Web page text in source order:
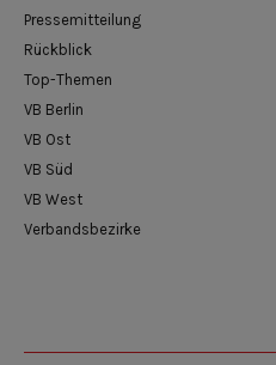
Pressemitteilung
Rückblick
Top-Themen
VB Berlin
VB Ost
VB Süd
VB West
Verbandsbezirke